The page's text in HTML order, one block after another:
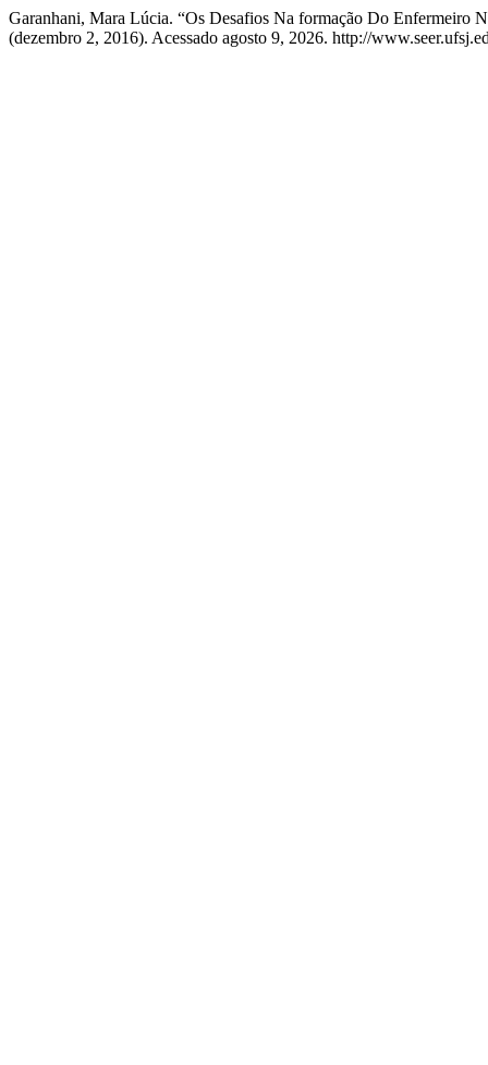
Garanhani, Mara Lúcia. “Os Desafios Na formação Do Enfermeiro
(dezembro 2, 2016). Acessado agosto 9, 2026. http://